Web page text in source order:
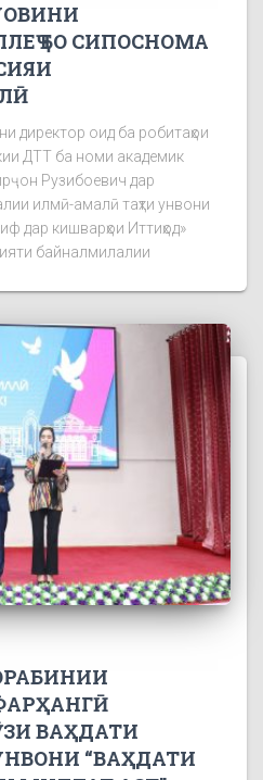
БО СИПОСНОМА
директор оид ба робитаҳои
ДТТ ба номи академик
Рузибоевич дар
илмӣ-амалӣ таҳти унвони
дар кишварҳои Иттиҳод»
байналмилалии
ВАҲДАТИ
“ВАҲДАТИ